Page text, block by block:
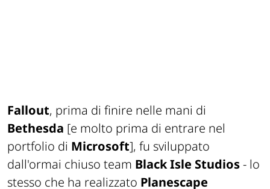
Fallout, prima di finire nelle mani di
Bethesda [e molto prima di entrare nel
portfolio di Microsoft], fu sviluppato
dall'ormai chiuso team Black Isle Studios- lo
stesso che ha realizzato Planescape